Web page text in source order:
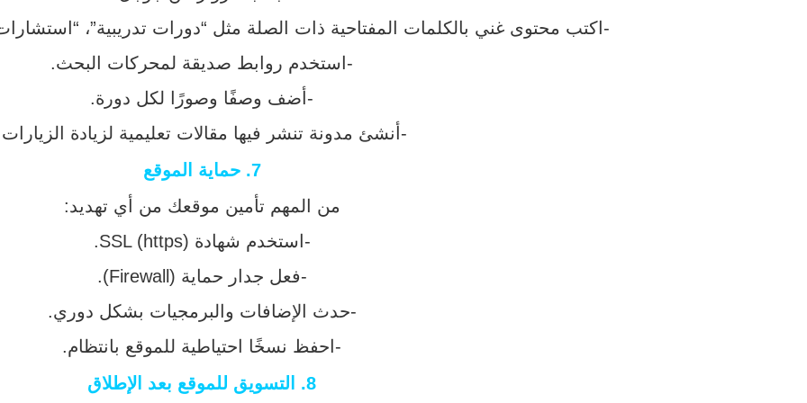
-اكتب محتوى غني بالكلمات المفتاحية ذات الصلة مثل “دورات تدريبية”،
-استخدم روابط صديقة لمحركات البحث.
-أضف وصفًا وصورًا لكل دورة.
-أنشئ مدونة تنشر فيها مقالات تعليمية لزيادة
7. حماية الموقع
من المهم تأمين موقعك من أي تهديد:
-استخدم شهادة SSL (https).
-فعل جدار حماية (Firewall).
-حدث الإضافات والبرمجيات بشكل دوري.
-احفظ نسخًا احتياطية للموقع بانتظام.
8.
التسويق للموقع بعد الإطلاق